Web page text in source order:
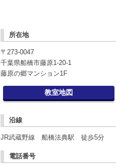
所在地
〒273-0047
千葉県船橋市藤原1-20-1
藤原の郷マンション1F
教室地図
沿線
JR武蔵野線 船橋法典駅 徒歩5分
電話番号